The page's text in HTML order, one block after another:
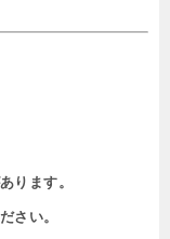
ります。
さい。